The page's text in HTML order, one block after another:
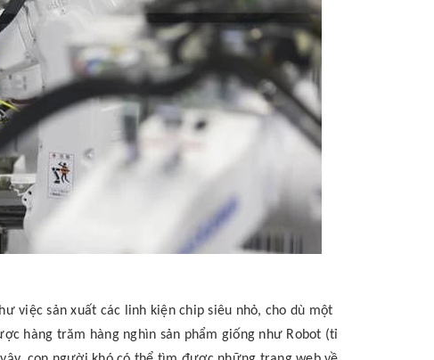
việc sản xuất các linh kiện chip siêu nhỏ, cho dù một
hàng trăm hàng nghìn sản phẩm giống như Robot (tỉ